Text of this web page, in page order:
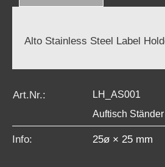
Alto Stainless Steel Label
Art.Nr.:
LH_AS001
Auftisch
Info: 25ø × 25 mm